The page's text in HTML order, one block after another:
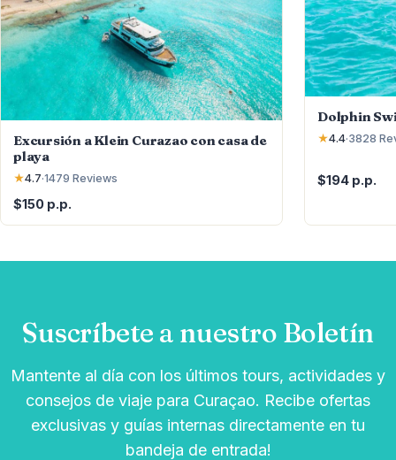
Excursión a Klein Curazao con casa de
playa
★4.7·1479 Reviews
$150 p.p.
Dolphin
★4.4·3828
$194 p.p.
Suscríbete a nuestro Boletín
Mantente al día con los últimos tours, actividades y
consejos de viaje para Curaçao. Recibe ofertas
exclusivas y guías internas directamente en tu
bandeja de entrada!